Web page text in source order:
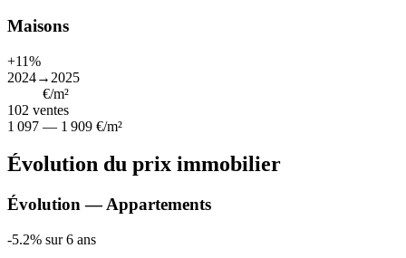
Maisons
+11%
2024→2025
€/m²
102 ventes
1 097 — 1 909 €/m²
Évolution du prix immobilier
Évolution — Appartements
-5.2% sur 6 ans